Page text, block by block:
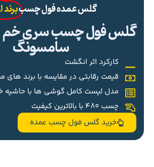
گلس عمده فول چسب
گلس فول چسب سری خم
سامسونگ
کارکرد اثر انگشت
قیمت رقابتی در مقایسه با برند های
مدل لیست کامل گوشی ها با حاشیه
چسب 480 با بالاترین کیفیت
خرید گلس فول چسب عمده